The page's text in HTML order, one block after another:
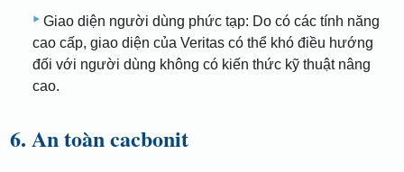
Giao diện người dùng phức tạp: Do có các tính năng
cao cấp, giao diện của Veritas có thể khó điều hướng
đối với người dùng không có kiến ​​thức kỹ thuật nâng
cao.
6. An toàn cacbonit